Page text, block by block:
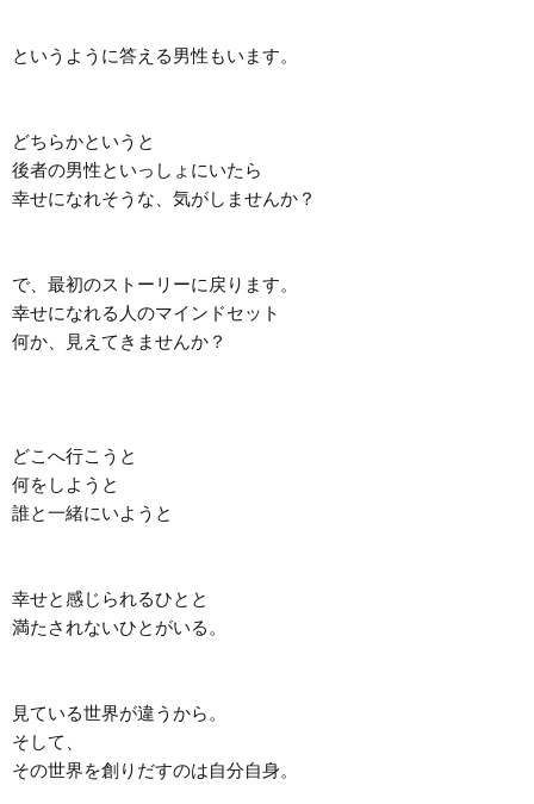
というように答える男性もいます。
どちらかというと
後者の男性といっしょにいたら
幸せになれそうな、気がしませんか？
で、最初のストーリーに戻ります。
幸せになれる人のマインドセット
何か、見えてきませんか？
どこへ行こうと
何をしようと
誰と一緒にいようと
幸せと感じられるひとと
満たされないひとがいる。
見ている世界が違うから。
そして、
その世界を創りだすのは自分自身。